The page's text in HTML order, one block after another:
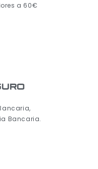
a 60€
Bancaria.